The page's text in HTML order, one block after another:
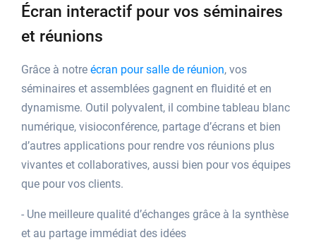
Écran interactif pour vos séminaires
et réunions
Grâce à notre écran pour salle de réunion, vos
séminaires et assemblées gagnent en fluidité et en
dynamisme. Outil polyvalent, il combine tableau blanc
numérique, visioconférence, partage d’écrans et bien
d’autres applications pour rendre vos réunions plus
vivantes et collaboratives, aussi bien pour vos équipes
que pour vos clients.
- Une meilleure qualité d’échanges grâce à la synthèse
et au partage immédiat des idées